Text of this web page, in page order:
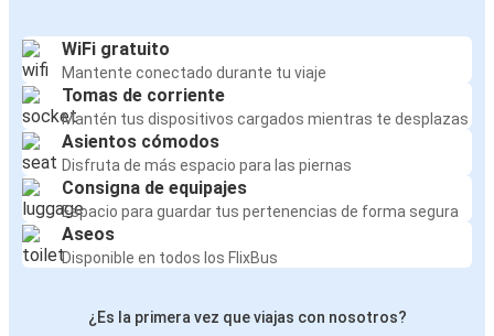
WiFi gratuito
Mantente conectado durante tu viaje
Tomas de corriente
Mantén tus dispositivos cargados mientras te desplazas
Asientos cómodos
Disfruta de más espacio para las piernas
Consigna de equipajes
Espacio para guardar tus pertenencias de forma segura
Aseos
Disponible en todos los FlixBus
¿Es la primera vez que viajas con nosotros?